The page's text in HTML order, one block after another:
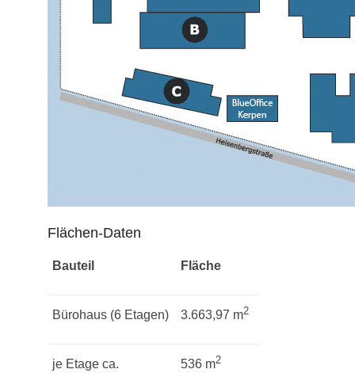
Flächen-Daten
Bauteil Fläche
Bürohaus (6 Etagen) 3.663,97 m2
je Etage ca. 536 m2